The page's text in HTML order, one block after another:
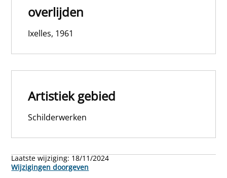
overlijden
Ixelles, 1961
Artistiek gebied
Schilderwerken
Laatste wijziging: 18/11/2024
Wijzigingen doorgeven